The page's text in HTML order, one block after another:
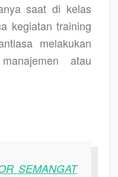
saat di kelas
kegiatan training
melakukan
atau
SEMANGAT